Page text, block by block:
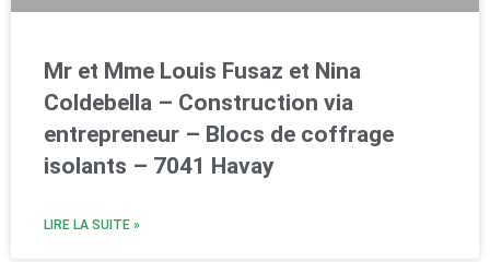
Mr et Mme Louis Fusaz et Nina
Coldebella – Construction via
entrepreneur – Blocs de coffrage
isolants – 7041 Havay
LIRE LA SUITE »